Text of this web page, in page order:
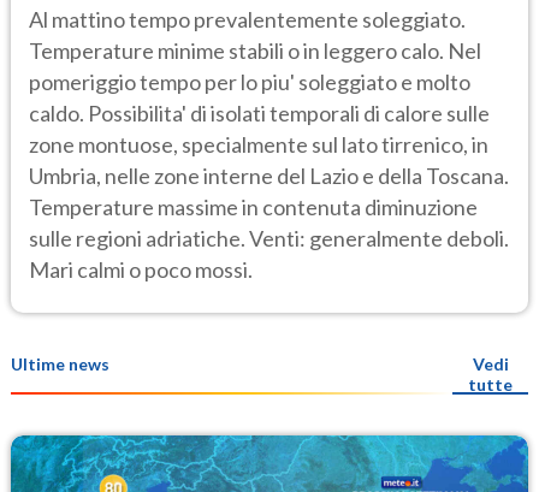
Al mattino tempo prevalentemente soleggiato.
Temperature minime stabili o in leggero calo. Nel
pomeriggio tempo per lo piu' soleggiato e molto
caldo. Possibilita' di isolati temporali di calore sulle
zone montuose, specialmente sul lato tirrenico, in
Umbria, nelle zone interne del Lazio e della Toscana.
Temperature massime in contenuta diminuzione
sulle regioni adriatiche. Venti: generalmente deboli.
Mari calmi o poco mossi.
Ultime news
Vedi
tutte